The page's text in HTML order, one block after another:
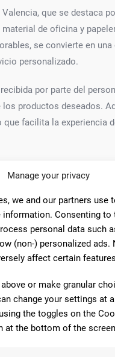
Manage your privacy
we and our partners
Consenting
personal data such
(non-) personalized
affect certain
or make granular
change your settings at
the toggles on the
at the bottom of the
que se destaca
de oficina y
se convierte en
personalizado.
por parte del
productos deseados.
que facilita la experiencia
Cocó Papelería se
lugar donde adquirir
Entrega el mismo día